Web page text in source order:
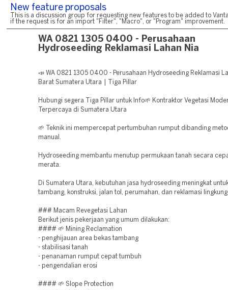
New feature proposals
This is a discussion group for requesting new features to be added to
if the request is for an import "Filter", "Macro", or "Program" improvement.
WA 0821 1305 0400 - Perusahaan
Hydroseeding Reklamasi Lahan Nia
📣 WA 0821 1305 0400 - Perusahaan Hydroseeding Reklamasi
Barat Sumatera Utara | Tiga Pillar
Hubungi segera Tiga Pillar untuk Info🌱 Kontraktor Vegetasi
Terpercaya di Sumatera Utara
🌱 Teknik ini mempercepat pertumbuhan rumput dibanding
manual.
Hydroseeding membantu menutup permukaan tanah secara
merata.
Di Sumatera Utara, kebutuhan jasa hydroseeding meningkat
tambang, konstruksi, jalan tol, perumahan, dan reklamasi
### Macam Revegetasi Lahan
Berikut jenis pekerjaan yang umum dilakukan:
#### 🌱 Mining Reclamation
- penghijauan area bekas tambang
- stabilisasi tanah
- penanaman rumput cepat tumbuh
- pengendalian erosi
#### 🌱 Slope Protection